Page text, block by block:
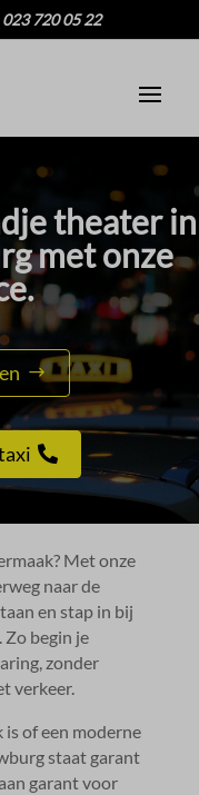
720 05 22
theater in
met onze
Met onze
naar de
en stap in bij
Zo begin je
zonder
verkeer.​
of een moderne
staat garant
garant voor